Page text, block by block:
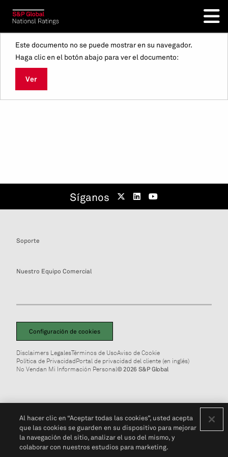
Este documento no se puede mostrar en su navegador.
Haga clic en el botón abajo para ver el documento:
Ver
Síganos
Soporte
Nuestro Equipo Comercial
Configuración de cookies
Disclaimers LegalesTérminos de UsoAviso de Cookie
Política de PrivacidadPortal de privacidad del cliente (en inglés)
No Vendan Mi Información Personal© 2026 S&P Global
Al hacer clic en “Aceptar todas las cookies”, usted acepta
que las cookies se guarden en su dispositivo para mejorar
la navegación del sitio, analizar el uso del mismo, y
colaborar con nuestros estudios para marketing.